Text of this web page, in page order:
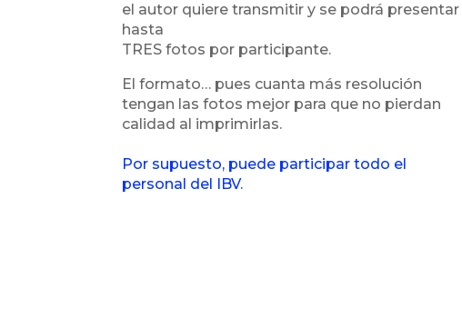
el autor quiere transmitir y se podrá presentar
hasta
TRES fotos por participante.
El formato… pues cuanta más resolución
tengan las fotos mejor para que no pierdan
calidad al imprimirlas.
Por supuesto, puede participar todo el
personal del IBV.